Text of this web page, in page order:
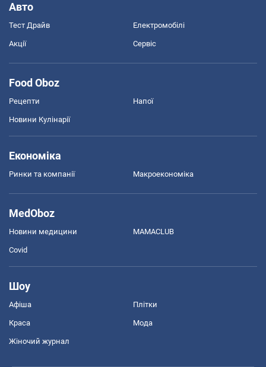
Авто
Тест Драйв Електромобілі
Акції Сервіс
Food Oboz
Рецепти Напої
Новини Кулінарії
Економіка
Ринки та компанії Макроекономіка
MedOboz
Новини медицини MAMACLUB
Covid
Шоу
Афіша Плітки
Краса Мода
Жіночий журнал